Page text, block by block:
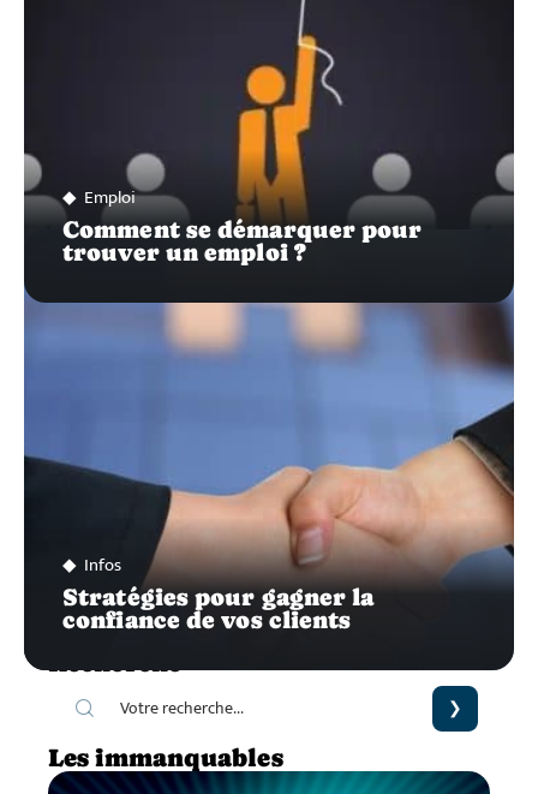
Emploi
Comment se démarquer pour
trouver un emploi ?
Infos
Stratégies pour gagner la
confiance de vos clients
Recherche
Les immanquables